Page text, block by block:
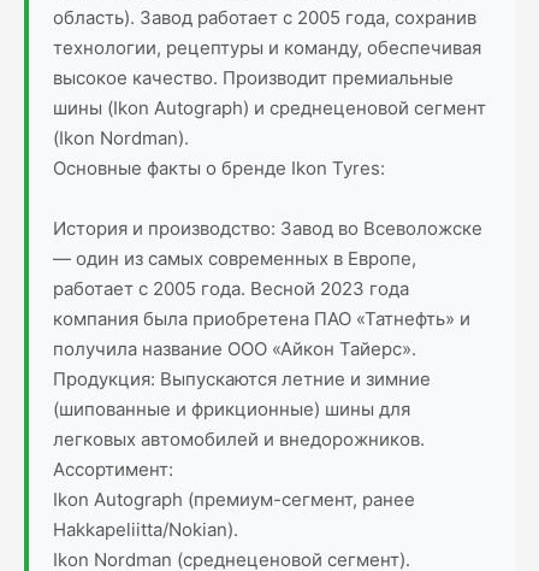
область). Завод работает с 2005 года, сохранив
технологии, рецептуры и команду, обеспечивая
высокое качество. Производит премиальные
шины (Ikon Autograph) и среднеценовой сегмент
(Ikon Nordman).
Основные факты о бренде Ikon Tyres:
История и производство: Завод во Всеволожске
— один из самых современных в Европе,
работает с 2005 года. Весной 2023 года
компания была приобретена ПАО «Татнефть» и
получила название ООО «Айкон Тайерс».
Продукция: Выпускаются летние и зимние
(шипованные и фрикционные) шины для
легковых автомобилей и внедорожников.
Ассортимент:
Ikon Autograph (премиум-сегмент, ранее
Hakkapeliitta/Nokian).
Ikon Nordman (среднеценовой сегмент).